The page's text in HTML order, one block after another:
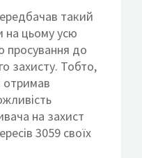
такий
на цьому усю
просування до
захисту. Тобто,
на захист
3059 своїх